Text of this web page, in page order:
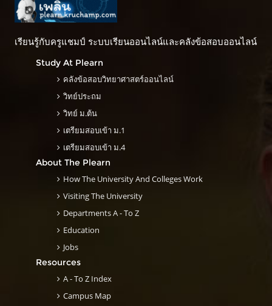
เรียนรู้กับครูแชมป์ ระบบเรียนออนไลน์และคลังข้อสอบออนไลน์
Study At Plearn
คลังข้อสอบวิทยาศาสตร์ออนไลน์
วิทย์ประถม
วิทย์ ม.ต้น
เตรียมสอบเข้า ม.1
เตรียมสอบเข้า ม.4
About The Plearn
How The University And Colleges Work
Visiting The University
Departments A - To Z
Education
Jobs
Resources
A - To Z Index
Campus Map